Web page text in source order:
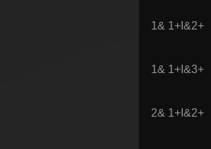
1& 1+I&2+
1& 1+I&3+
2& 1+I&2+